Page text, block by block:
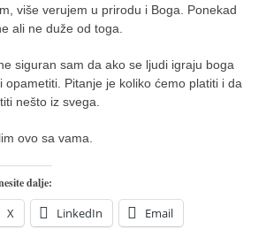
više verujem u prirodu i Boga. Ponekad
ali ne duže od toga.
siguran sam da ako se ljudi igraju boga
opametiti. Pitanje je koliko ćemo platiti i da
nešto iz svega.
ovo sa vama.
dalje:
X LinkedIn Email